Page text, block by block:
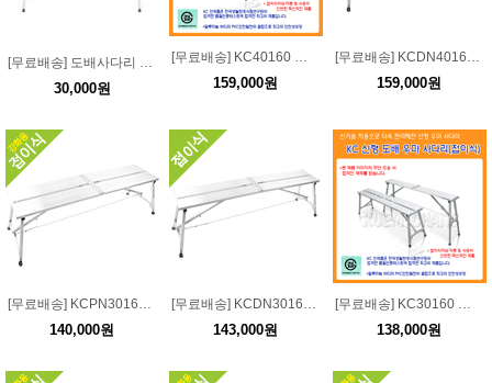
[무료배송] 도배사다리 장다리 4개 1세트
30,000원
[무료배송] KC40160 접이식 도배사다리폭:40 길이:160 높이:55-75높이조절/접이식 도배
159,000원
[무료배송] KCDN40160 접이식 도배사다리폭:40 길이:160 높이:55-75
159,000원
[무료배송] KCPN30160 강화용 접이식 고급 도배사다리폭:30 길이:160 높이:55-75
140,000원
[무료배송] KCDN30160 접이식 도배사다리폭:30 길이:160 높이:55-75
143,000원
[무료배송] KC30160 접이식 도배사다리폭:30 길이:160 높이:55-75높이조절/접이식 도배
138,000원